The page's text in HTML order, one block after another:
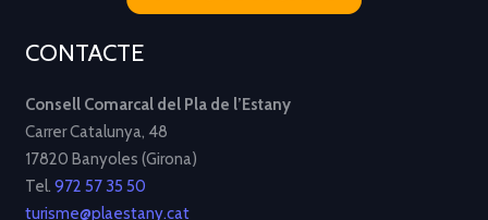
CONTACTE
Consell Comarcal del Pla de l’Estany
Carrer Catalunya, 48
17820 Banyoles (Girona)
Tel. 972 57 35 50
turisme@plaestany.cat